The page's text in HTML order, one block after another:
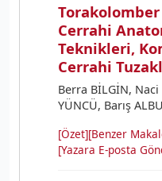
Cerrahi
Teknikleri,
Cerrahi
Berra BİLGİN,
YÜNCÜ, Barış
[Özet][Benzer
[Yazara E-posta